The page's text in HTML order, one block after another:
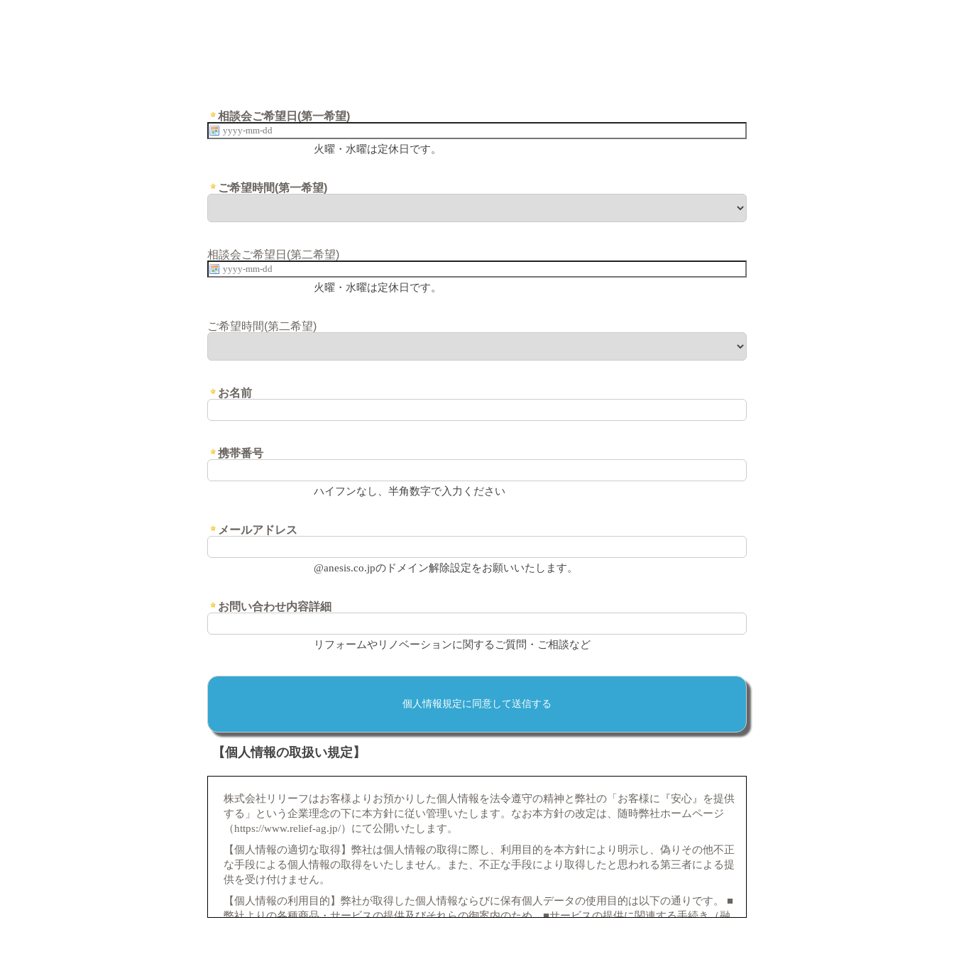
相談会ご希望日(第一希望)
火曜・水曜は定休日です。
ご希望時間(第一希望)
相談会ご希望日(第二希望)
火曜・水曜は定休日です。
ご希望時間(第二希望)
お名前
携帯番号
ハイフンなし、半角数字で入力ください
メールアドレス
@anesis.co.jpのドメイン解除設定をお願いいたします。
お問い合わせ内容詳細
リフォームやリノベーションに関するご質問・ご相談など
【個人情報の取扱い規定】
株式会社リリーフはお客様よりお預かりした個人情報を法令遵守の精神と弊社の「お客様に『安心』を提供
する」という企業理念の下に本方針に従い管理いたします。なお本方針の改定は、随時弊社ホームページ
（https://www.relief-ag.jp/）にて公開いたします。
【個人情報の適切な取得】弊社は個人情報の取得に際し、利用目的を本方針により明示し、偽りその他不正
な手段による個人情報の取得をいたしません。また、不正な手段により取得したと思われる第三者による提
供を受け付けません。
【個人情報の利用目的】弊社が取得した個人情報ならびに保有個人データの使用目的は以下の通りです。 ■
弊社よりの各種商品・サービスの提供及びそれらの御案内のため。■サービスの提供に関連する手続き（融